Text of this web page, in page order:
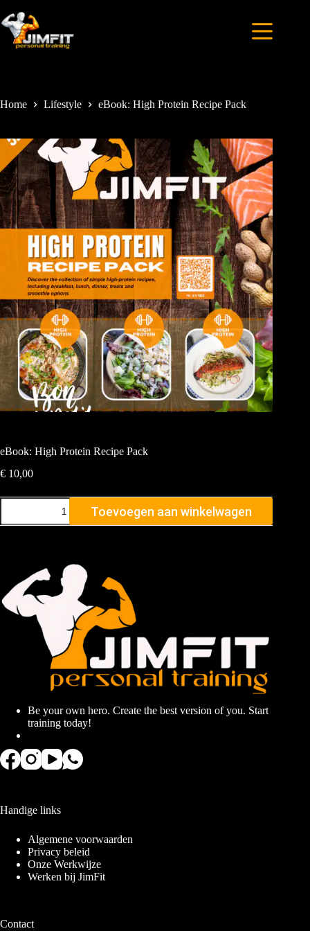
Home Lifestyle eBook: High Protein Recipe Pack
eBook: High Protein Recipe Pack
€ 10,00
Toevoegen aan winkelwagen
Be your own hero. Create the best version of you. Start
training today!
Handige links
Algemene voorwaarden
Privacy beleid
Onze Werkwijze
Werken bij JimFit
Contact